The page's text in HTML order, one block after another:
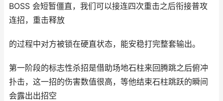
BOSS 会短暂僵直，我们可以接连四次重击之后衔接普攻
连招，重击释放
的过程中对方被锁在硬直状态，能安稳打完整套输出。
第一阶段的标志性杀招是借助场地石柱来回腾跳之后俯冲
扑击，这一招的伤害数值很高，等他结束石柱跳跃的瞬间
会露出出招空